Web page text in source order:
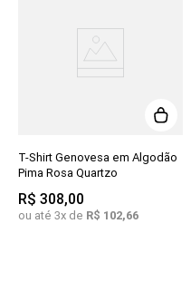
T-Shirt Genovesa em Algodão
Pima Rosa Quartzo
R$ 308,00
ou até 3x de R$ 102,66